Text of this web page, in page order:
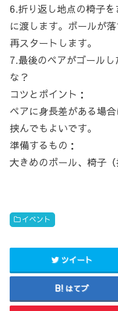
6.折り返し地点の椅子
に渡します。ボールが
再スタートします。
7.最後のペアがゴール
な？
コツとポイント：
ペアに身長差がある場
挟んでもよいです。
準備するもの：
大きめのボール、椅子（
イベント
ツイート
はてブ